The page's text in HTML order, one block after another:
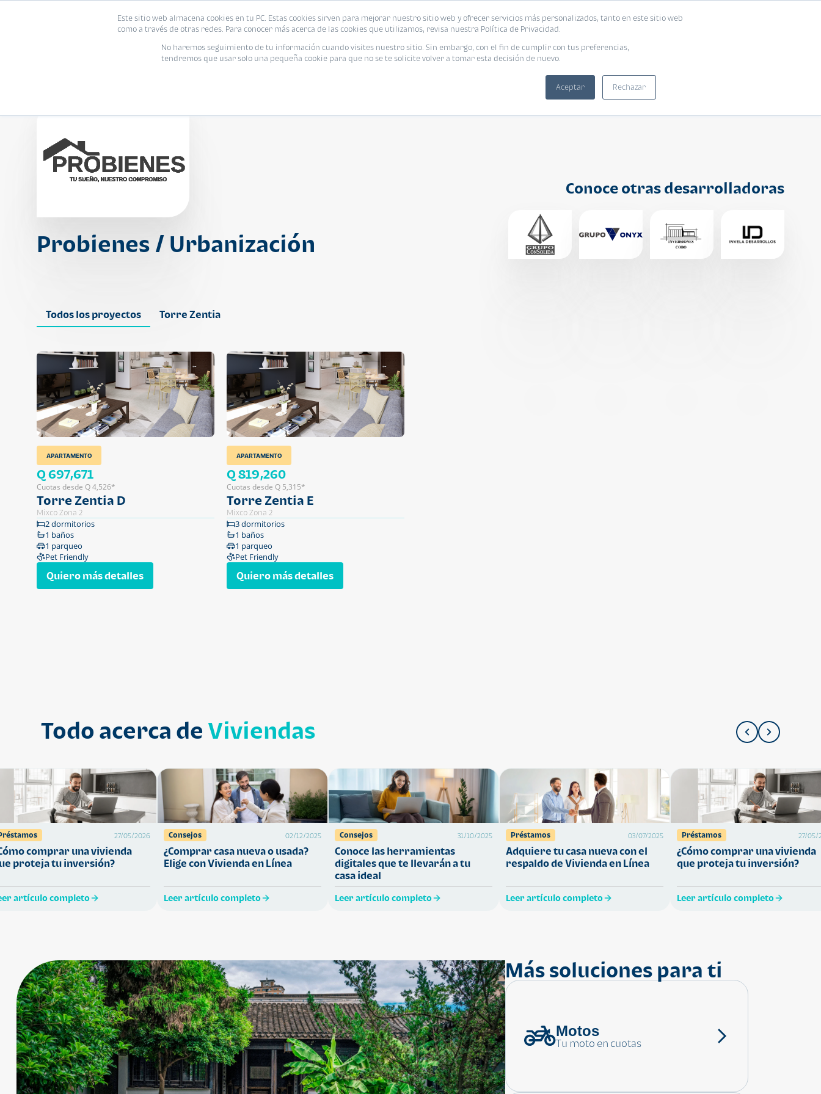
Este sitio web almacena cookies en tu PC. Estas cookies sirven para mejorar nuestro sitio web y ofrecer servicios más personalizados, tanto en este sitio web
como a través de otras redes. Para conocer más acerca de las cookies que utilizamos, revisa nuestra Política de Privacidad.
No haremos seguimiento de tu información cuando visites nuestro sitio. Sin embargo, con el fin de cumplir con tus preferencias,
tendremos que usar solo una pequeña cookie para que no se te solicite volver a tomar esta decisión de nuevo.
Aceptar Rechazar
Probienes / Urbanización
Conoce otras desarrolladoras
Todos los proyectos Torre Zentia
APARTAMENTO
Q 697,671
Cuotas desde Q 4,526*
Torre Zentia D
Mixco Zona 2
2 dormitorios
1 baños
1 parqueo
Pet Friendly
Quiero más detalles
APARTAMENTO
Q 819,260
Cuotas desde Q 5,315*
Torre Zentia E
Mixco Zona 2
3 dormitorios
1 baños
1 parqueo
Pet Friendly
Quiero más detalles
Todo acerca de Viviendas
Viviendas Eventos Promociones Blog Encuentra tu vivienda ideal
27/05/2026
comprar una vivienda
proteja tu inversión?
artículo completo
Consejos 02/12/2025
¿Comprar casa nueva o usada?
Elige con Vivienda en Línea
Leer artículo completo
Consejos 31/10/2025
Conoce las herramientas
digitales que te llevarán a tu
casa ideal
Leer artículo completo
Préstamos 03/07/2025
Adquiere tu casa nueva con el
respaldo de Vivienda en Línea
Leer artículo completo
Préstamos 27/05/
¿Cómo comprar una vivienda
que proteja tu inversión?
Leer artículo completo
Más soluciones para ti
Motos
Tu moto en cuotas